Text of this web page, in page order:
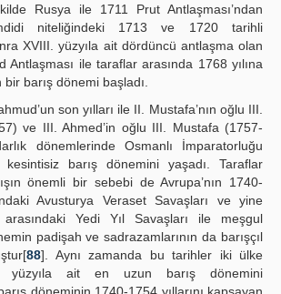
Rusya ile 1711 Prut Antlaşması’ndan
niteliğindeki 1713 ve 1720 tarihli
XVIII. yüzyıla ait dördüncü antlaşma olan
Antlaşması ile taraflar arasında 1768 yılına
barış dönemi başladı.
son yılları ile II. Mustafa’nın oğlu III.
ve III. Ahmed’in oğlu III. Mustafa (1757-
dönemlerinde Osmanlı İmparatorluğu
barış dönemini yaşadı. Taraflar
önemli bir sebebi de Avrupa’nın 1740-
Avusturya Veraset Savaşları ve yine
arasındaki Yedi Yıl Savaşları ile meşgul
padişah ve sadrazamlarının da barışçıl
88]. Aynı zamanda bu tarihler iki ülke
yüzyıla ait en uzun barış dönemini